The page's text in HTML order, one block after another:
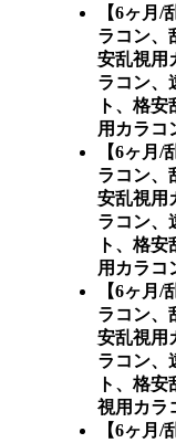
【6ヶ月
ラコン、
安乱視用
ラコン、
ト、格
用カラコ
【6ヶ月
ラコン、
安乱視用
ラコン、
ト、格
用カラコ
【6ヶ月
ラコン、
安乱視用
ラコン、
ト、格
視用カラ
【6ヶ月